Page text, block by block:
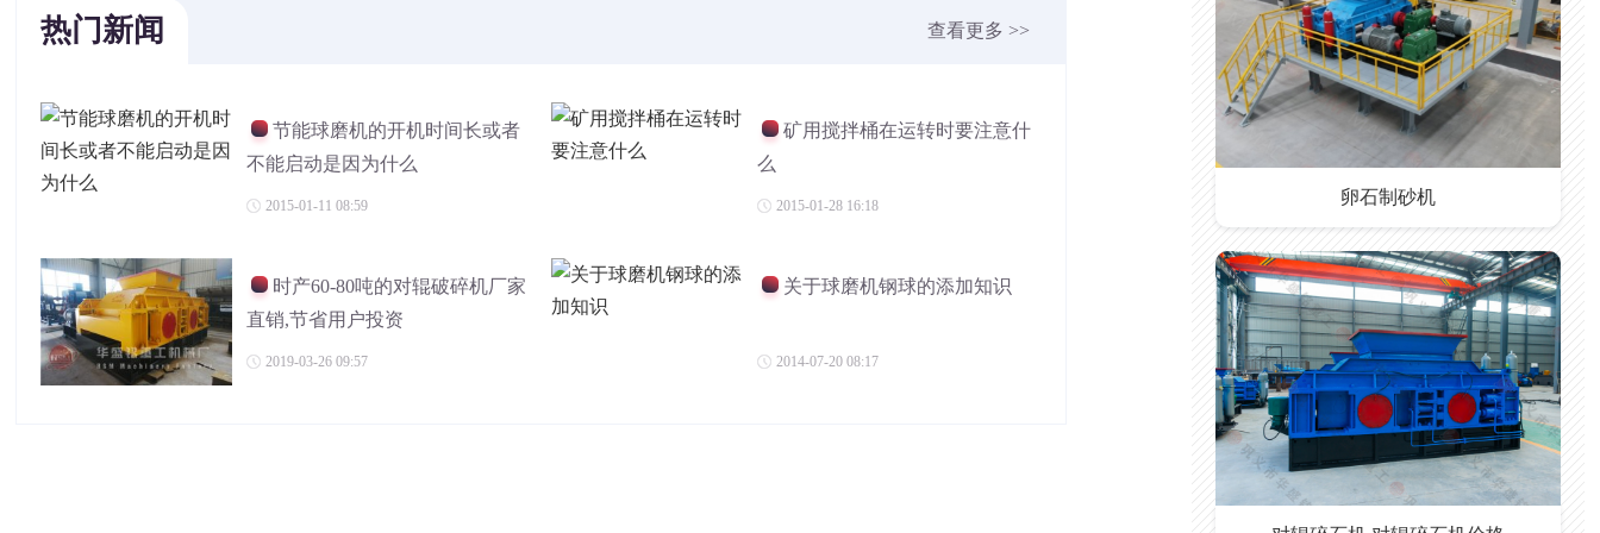
热门新闻 查看更多 >>
节能球磨机的开机时间长或者
不能启动是因为什么
2015-01-11 08:59
矿用搅拌桶在运转时要注意什
么
2015-01-28 16:18
时产60-80吨的对辊破碎机厂家
直销,节省用户投资
2019-03-26 09:57
关于球磨机钢球的添加知识
2014-07-20 08:17
卵石制砂机